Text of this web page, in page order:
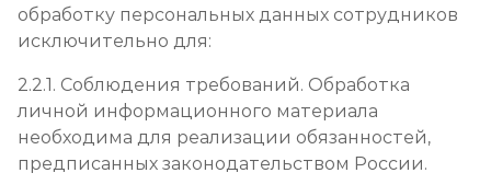
обработку персональных данных сотрудников
исключительно для:
2.2.1. Соблюдения требований. Обработка
личной информационного материала
необходима для реализации обязанностей,
предписанных законодательством России.